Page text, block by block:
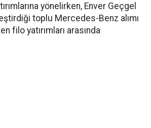
yönelirken, Enver Geçgel
toplu Mercedes-Benz alımı
filo yatırımları arasında